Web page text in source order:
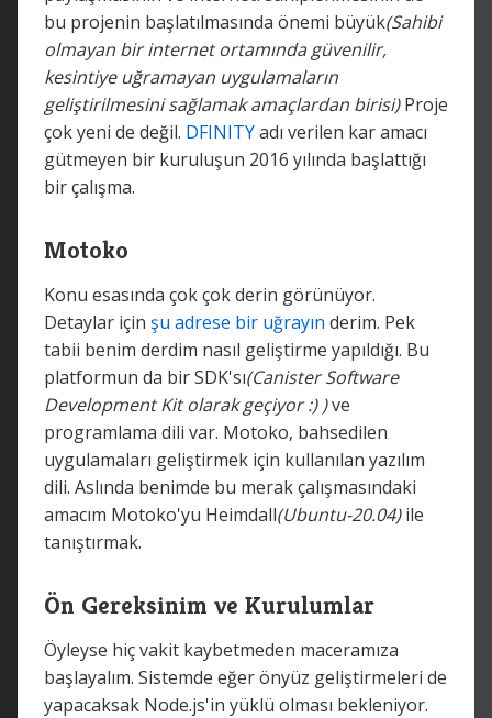
bu projenin başlatılmasında önemi büyük(Sahibi
olmayan bir internet ortamında güvenilir,
kesintiye uğramayan uygulamaların
geliştirilmesini sağlamak amaçlardan birisi)Proje
çok yeni de değil. DFINITYadı verilen kar amacı
gütmeyen bir kuruluşun 2016 yılında başlattığı
bir çalışma.
Motoko
Konu esasında çok çok derin görünüyor.
Detaylar için şu adrese bir uğrayın derim. Pek
tabii benim derdim nasıl geliştirme yapıldığı. Bu
platformun da bir SDK'sı(Canister Software
Development Kit olarak geçiyor :) )ve
programlama dili var. Motoko, bahsedilen
uygulamaları geliştirmek için kullanılan yazılım
dili. Aslında benimde bu merak çalışmasındaki
amacım Motoko'yu Heimdall(Ubuntu-20.04)ile
tanıştırmak.
Ön Gereksinim ve Kurulumlar
Öyleyse hiç vakit kaybetmeden maceramıza
başlayalım. Sistemde eğer önyüz geliştirmeleri de
yapacaksak Node.js'in yüklü olması bekleniyor.